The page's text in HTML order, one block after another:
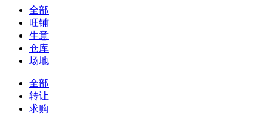
全部
旺铺
生意
仓库
场地
全部
转让
求购